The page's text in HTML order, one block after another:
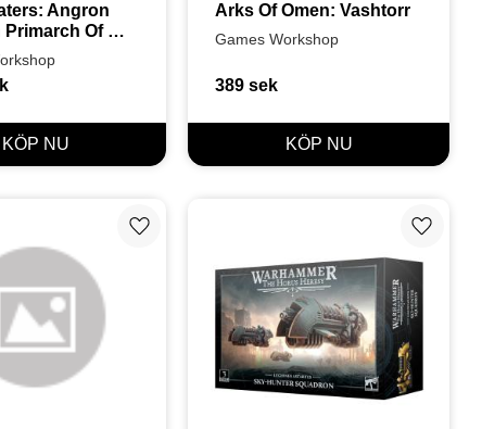
Angron
Primarch Of
Arks Of Omen: Vashtorr
Games Workshop
389 sek
Lägg till i favoriter Lägg